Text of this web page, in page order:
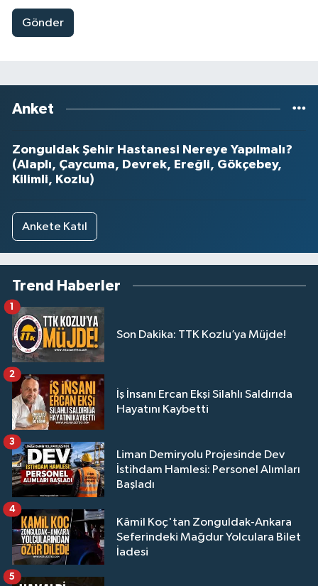
Gönder
Anket
Zonguldak Şehir Hastanesi Nereye Yapılmalı?
(Alaplı, Çaycuma, Devrek, Ereğli, Gökçebey,
Kilimli, Kozlu)
Ankete Katıl
Trend Haberler
Son Dakika: TTK Kozlu’ya Müjde!
1
İş İnsanı Ercan Ekşi Silahlı Saldırıda
Hayatını Kaybetti
2
Liman Demiryolu Projesinde Dev
İstihdam Hamlesi: Personel Alımları
Başladı
3
Kâmil Koç'tan Zonguldak-Ankara
Seferindeki Mağdur Yolculara Bilet
İadesi
4
5